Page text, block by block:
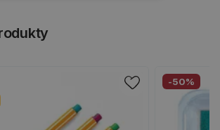
-50%